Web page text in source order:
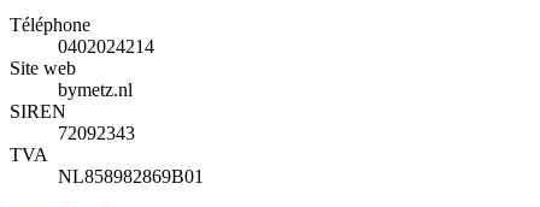
Téléphone
0402024214
Site web
bymetz.nl
SIREN
72092343
TVA
NL858982869B01